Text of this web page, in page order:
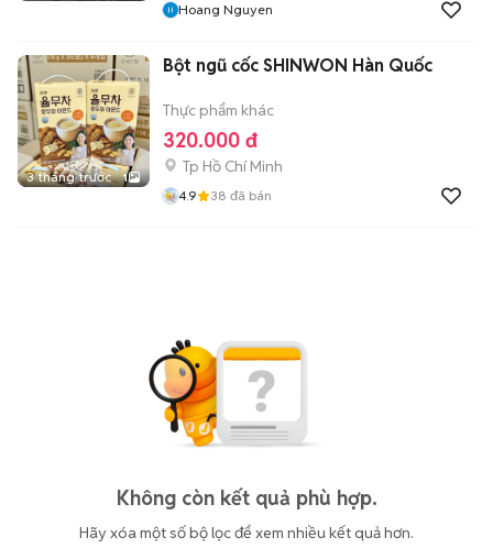
Hoang Nguyen
3 tháng trước 1
Bột ngũ cốc SHINWON Hàn Quốc
Thực phẩm khác
320.000 đ
Tp Hồ Chí Minh
4.9 38 đã bán
Không còn kết quả phù hợp.
Hãy xóa một số bộ lọc để xem nhiều kết quả hơn.